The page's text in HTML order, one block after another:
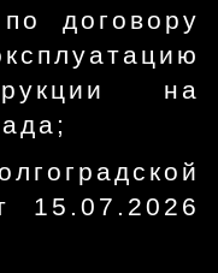
договору
на
15.07.2026